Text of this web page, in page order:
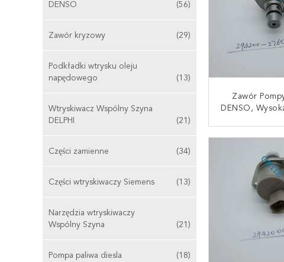
DENSO
(56)
Zawór kryzowy (29)
Podkładki wtrysku oleju
napędowego
(13)
Wtryskiwacz Wspólny Szyna
DELPHI
(21)
Części zamienne (34)
Części wtryskiwaczy Siemens (13)
Narzędzia wtryskiwaczy
Wspólny Szyna
(21)
Pompa paliwa diesla (18)
Zawór
DENSO,
SKONTAKTUJ